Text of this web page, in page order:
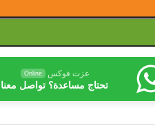
عزت فوكس Online
تحتاج مساعدة؟ تواصل معنا